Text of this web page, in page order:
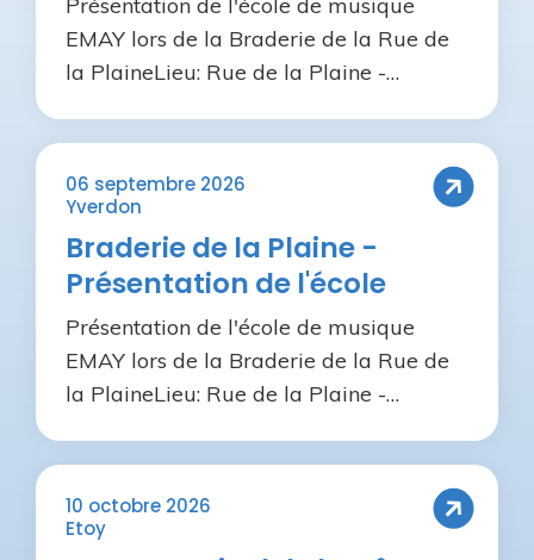
Présentation de l'école de musique
EMAY lors de la Braderie de la Rue de
la PlaineLieu: Rue de la Plaine -
17h00Présentation des instruments et
ensemblesReprise des cours de
musiqueConcerts et présentation des
ensembles le Samedi
06 septembre 2026
Yverdon
Braderie de la Plaine -
Présentation de l'école
Présentation de l'école de musique
EMAY lors de la Braderie de la Rue de
la PlaineLieu: Rue de la Plaine -
17h00Présentation des instruments et
ensemblesReprise des cours de
musiqueConcerts et présentation des
10 octobre 2026
Etoy